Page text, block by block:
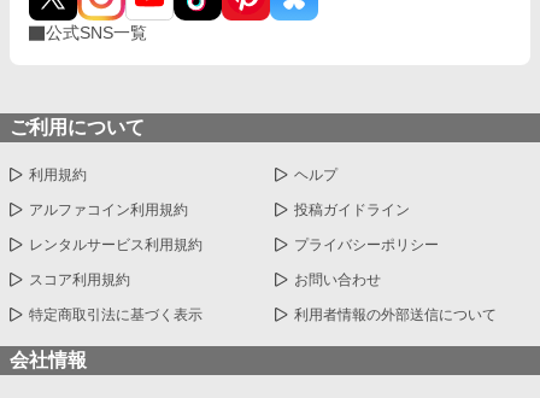
公式SNS一覧
ご利用について
利用規約 ヘルプ
アルファコイン利用規約 投稿ガイドライン
レンタルサービス利用規約 プライバシーポリシー
スコア利用規約 お問い合わせ
特定商取引法に基づく表示 利用者情報の外部送信について
会社情報